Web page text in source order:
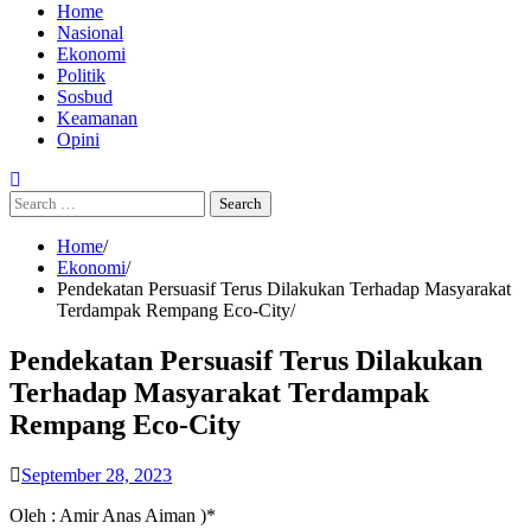
Home
Nasional
Ekonomi
Politik
Sosbud
Keamanan
Opini
Search
for:
Home
Ekonomi
Pendekatan Persuasif Terus Dilakukan Terhadap Masyarakat
Terdampak Rempang Eco-City
Pendekatan Persuasif Terus Dilakukan
Terhadap Masyarakat Terdampak
Rempang Eco-City
September 28, 2023
Oleh : Amir Anas Aiman )*